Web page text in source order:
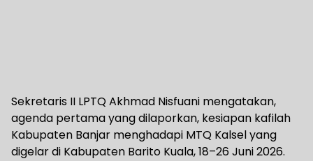
Sekretaris II LPTQ Akhmad Nisfuani mengatakan,
agenda pertama yang dilaporkan, kesiapan kafilah
Kabupaten Banjar menghadapi MTQ Kalsel yang
digelar di Kabupaten Barito Kuala, 18–26 Juni 2026.